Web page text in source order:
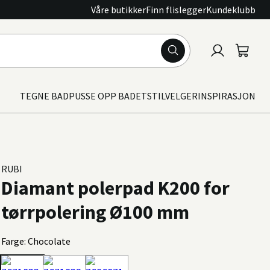
Våre butikkerFinn flisleggerKundeklubb
TEGNE BADPUSSE OPP BADETSTILVELGERINSPIRASJON
RUBI
Diamant polerpad K200 for
tørrpolering Ø100 mm
Farge: Chocolate